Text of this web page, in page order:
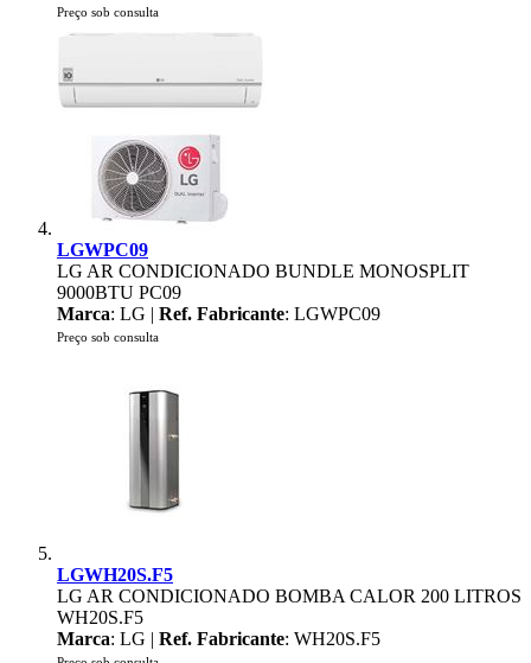
Preço sob consulta
LGWPC09
LG AR CONDICIONADO BUNDLE MONOSPLIT
9000BTU PC09
Marca: LG | Ref. Fabricante: LGWPC09
Preço sob consulta
LGWH20S.F5
LG AR CONDICIONADO BOMBA CALOR 200 LITROS
WH20S.F5
Marca: LG | Ref. Fabricante: WH20S.F5